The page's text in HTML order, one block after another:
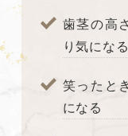
歯茎の高
り気になる
笑ったと
になる